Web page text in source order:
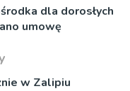
dla dorosłych
umowę
w Zalipiu